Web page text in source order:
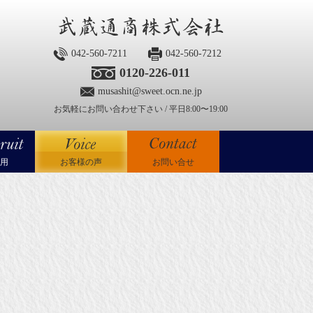
042-560-7211 042-560-7212
0120-226-011
musashit@sweet.ocn.ne.jp
お気軽にお問い合わせ下さい / 平日8:00〜19:00
お客様の声 お問い合せ